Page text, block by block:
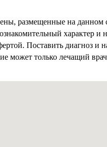
размещенные на данном
характер и
Поставить диагноз и
может только лечащий